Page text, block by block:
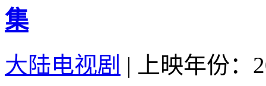
集
大陆电视剧 |
上映年份：